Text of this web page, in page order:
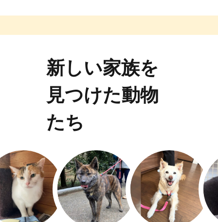
新しい家族を
見つけた動物
たち